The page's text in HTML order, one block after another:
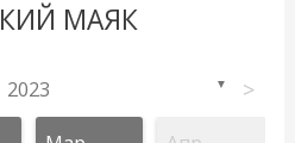
МАЯК
2023 ▼ >